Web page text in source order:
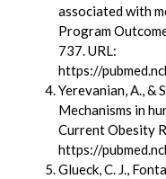
associated with
Program
737. URL:
https://
Yerevanian, A., &
Mechanisms in
Current Obesity
https://
Glueck, C. J.,